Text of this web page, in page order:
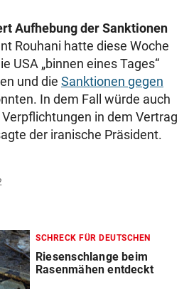
Aufhebung der Sanktionen
Rouhani hatte diese Woche
USA „binnen eines Tages“
und die Sanktionen gegen
In dem Fall würde auch
in dem Vertrag
der iranische Präsident.
SCHRECK FÜR DEUTSCHEN
Riesenschlange beim
Rasenmähen entdeckt